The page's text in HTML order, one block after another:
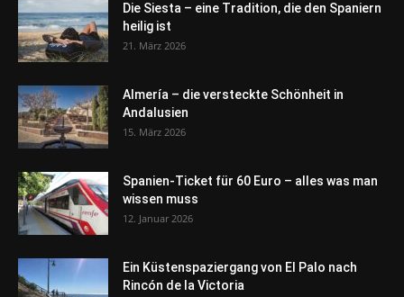
Die Siesta – eine Tradition, die den Spaniern
heilig ist
21. März 2026
Almería – die versteckte Schönheit in
Andalusien
15. März 2026
Spanien-Ticket für 60 Euro – alles was man
wissen muss
12. Januar 2026
Ein Küstenspaziergang von El Palo nach
Rincón de la Victoria